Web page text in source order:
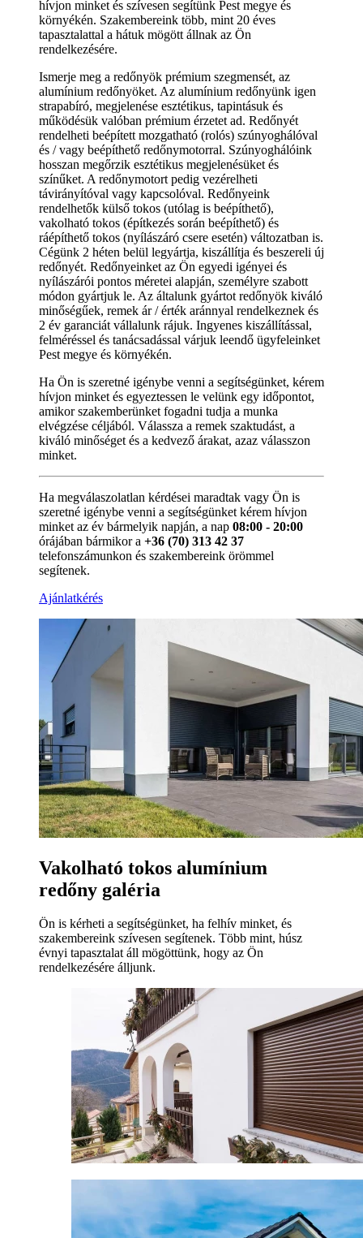
hívjon minket és szívesen segítünk Pest megye és
környékén. Szakembereink több, mint 20 éves
tapasztalattal a hátuk mögött állnak az Ön
rendelkezésére.
Ismerje meg a redőnyök prémium szegmensét, az
alumínium redőnyöket. Az alumínium redőnyünk igen
strapabíró, megjelenése esztétikus, tapintásuk és
működésük valóban prémium érzetet ad. Redőnyét
rendelheti beépített mozgatható (rolós) szúnyoghálóval
és / vagy beépíthető redőnymotorral. Szúnyoghálóink
hosszan megőrzik esztétikus megjelenésüket és
színűket. A redőnymotort pedig vezérelheti
távirányítóval vagy kapcsolóval. Redőnyeink
rendelhetők külső tokos (utólag is beépíthető),
vakolható tokos (építkezés során beépíthető) és
ráépíthető tokos (nyílászáró csere esetén) változatban is.
Cégünk 2 héten belül legyártja, kiszállítja és beszereli új
redőnyét. Redőnyeinket az Ön egyedi igényei és
nyílászárói pontos méretei alapján, személyre szabott
módon gyártjuk le. Az általunk gyártot redőnyök kiváló
minőségűek, remek ár / érték aránnyal rendelkeznek és
2 év garanciát vállalunk rájuk. Ingyenes kiszállítással,
felméréssel és tanácsadással várjuk leendő ügyfeleinket
Pest megye és környékén.
Ha Ön is szeretné igénybe venni a segítségünket, kérem
hívjon minket és egyeztessen le velünk egy időpontot,
amikor szakemberünket fogadni tudja a munka
elvégzése céljából. Válassza a remek szaktudást, a
kiváló minőséget és a kedvező árakat, azaz válasszon
minket.
Ha megválaszolatlan kérdései maradtak vagy Ön is
szeretné igénybe venni a segítségünket kérem hívjon
minket az év bármelyik napján, a nap 08:00 - 20:00
órájában bármikor a +36 (70) 313 42 37
telefonszámunkon és szakembereink örömmel
segítenek.
Ajánlatkérés
Vakolható tokos alumínium
redőny galéria
Ön is kérheti a segítségünket, ha felhív minket, és
szakembereink szívesen segítenek. Több mint, húsz
évnyi tapasztalat áll mögöttünk, hogy az Ön
rendelkezésére álljunk.